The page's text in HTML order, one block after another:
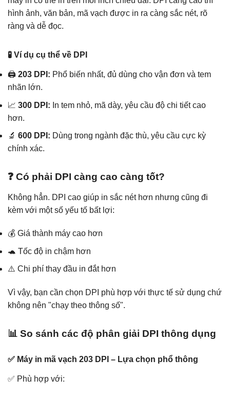
hình ảnh, văn bản, mã vạch được in ra càng sắc nét, rõ
ràng và dễ đọc.
🧪 Ví dụ cụ thể về DPI
🖨️ 203 DPI: Phổ biến nhất, đủ dùng cho vận đơn và tem
nhãn lớn.
📈 300 DPI: In tem nhỏ, mã dày, yêu cầu độ chi tiết cao
hơn.
🔬 600 DPI: Dùng trong ngành đặc thù, yêu cầu cực kỳ
chính xác.
❓ Có phải DPI càng cao càng tốt?
Không hẳn. DPI cao giúp in sắc nét hơn nhưng cũng đi
kèm với một số yếu tố bất lợi:
💰 Giá thành máy cao hơn
🐢 Tốc độ in chậm hơn
⚠️ Chi phí thay đầu in đắt hơn
Vì vậy, bạn cần chọn DPI phù hợp với thực tế sử dụng chứ
không nên "chạy theo thông số".
📊 So sánh các độ phân giải DPI thông dụng
✅ Máy in mã vạch 203 DPI – Lựa chọn phổ thông
✅ Phù hợp với: